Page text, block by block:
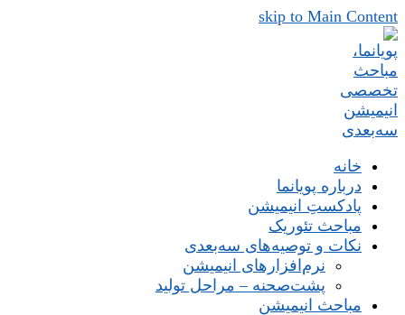
skip to Main Content
خانه
درباره پویانما
پادکستِ انیمیشن
مباحث تئوریک
نکات و توصیه‌های‌ سه‌بعدی
نرم‌افزارهای انیمیشن
پشت‌صحنه – مراحل تولید
مباحث انیمیشن